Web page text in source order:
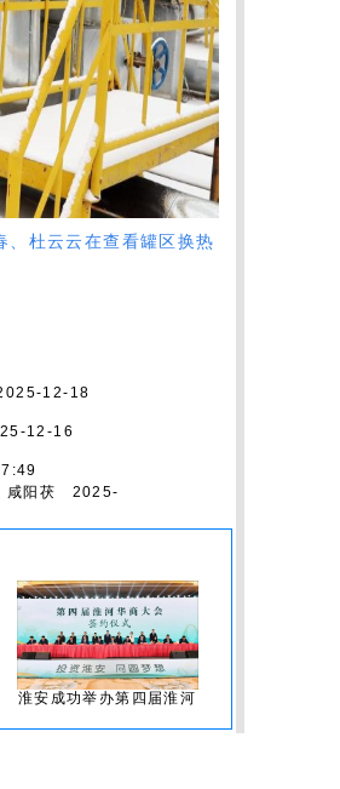
杜云云在查看罐区换热
12-18
12-16
咸阳茯 2025-
淮安成功举办第四届淮河